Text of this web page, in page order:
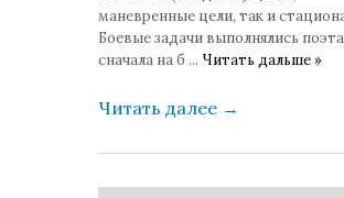
маневренные цели, так и
Боевые задачи выполнялись
сначала на б ... Читать дальше »
Читать далее →